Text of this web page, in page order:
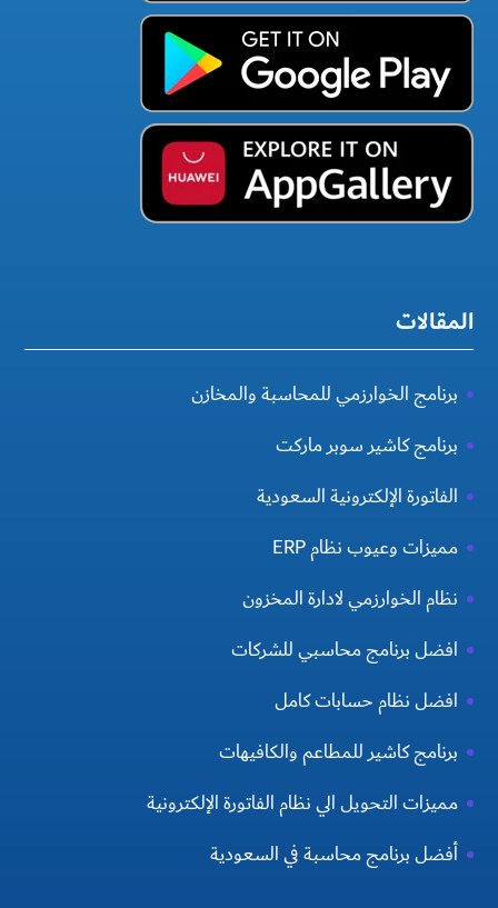
المقالات
برنامج الخوارزمي للمحاسبة والمخازن
برنامج كاشير سوبر ماركت
الفاتورة الإلكترونية السعودية
مميزات وعيوب نظام ERP
نظام الخوارزمي لادارة المخزون
افضل برنامج محاسبي للشركات
افضل نظام حسابات كامل
برنامج كاشير للمطاعم والكافيهات
مميزات التحويل الي نظام الفاتورة الإلكترونية
أفضل برنامج محاسبة في السعودية